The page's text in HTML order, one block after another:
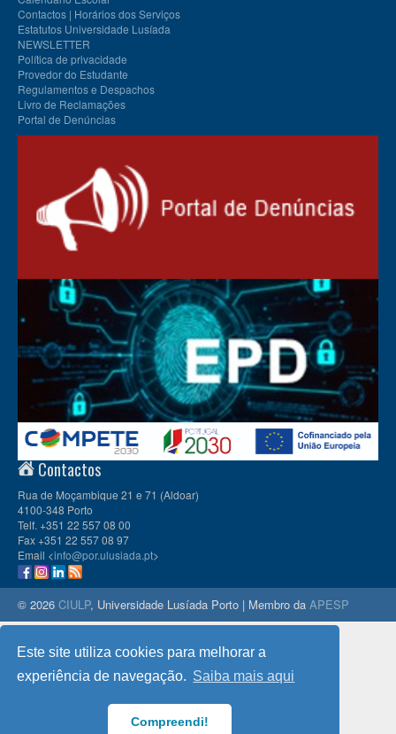
Este site utiliza cookies para melhorar a
experiência de navegação. Saiba mais aqui
Compreendi!
Contactos | Horários dos Serviços
Estatutos Universidade Lusíada
NEWSLETTER
Política de privacidade
Provedor do Estudante
Regulamentos e Despachos
Livro de Reclamações
Portal de Denúncias
Contactos
Rua de Moçambique 21 e 71 (Aldoar)
4100-348 Porto
Telf. +351 22 557 08 00
Fax +351 22 557 08 97
Email <info@por.ulusiada.pt>
© 2026 CIULP, Universidade Lusíada Porto | Membro da APESP